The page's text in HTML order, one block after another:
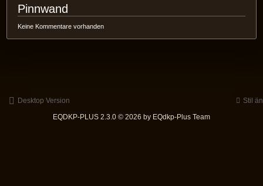
Pinnwand
Keine Kommentare vorhanden
Desktop Version
Stil
EQDKP-PLUS 2.3.0 © 2026 by EQdkp-Plus Team